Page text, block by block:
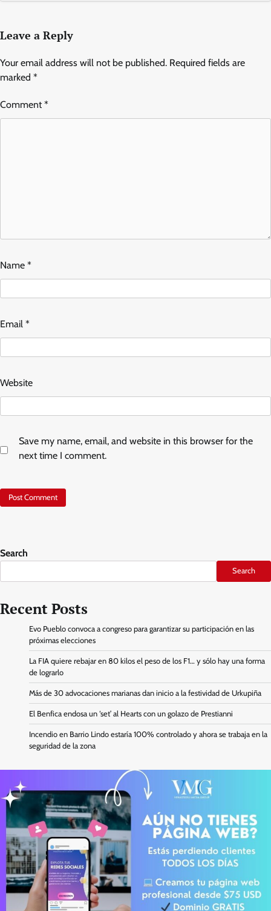
Leave a Reply
Your email address will not be published. Required fields are
marked *
Comment*
Name *
Email *
Website
Save my name, email, and website in this browser for the
next time I comment.
Search
Search
Recent Posts
Evo Pueblo convoca a congreso para garantizar su participación en las
próximas elecciones
La FIA quiere rebajar en 80 kilos el peso de los F1… y sólo hay una forma
de lograrlo
Más de 30 advocaciones marianas dan inicio a la festividad de Urkupiña
El Benfica endosa un ‘set’ al Hearts con un golazo de Prestianni
Incendio en Barrio Lindo estaría 100% controlado y ahora se trabaja en la
seguridad de la zona